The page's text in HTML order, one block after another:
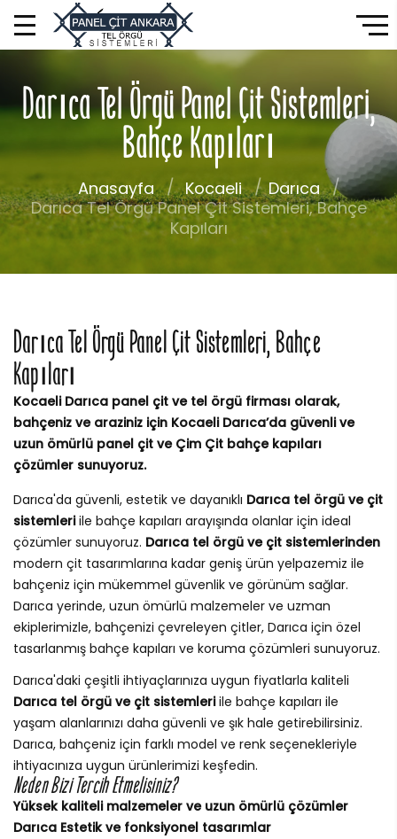
Darıca Tel Örgü Panel Çit Sistemleri,
Bahçe Kapıları
Anasayfa Kocaeli
Darıca
Darıca Tel Örgü Panel Çit Sistemleri, Bahçe
Kapıları
Darıca Tel Örgü Panel Çit Sistemleri, Bahçe
Kapıları
Kocaeli Darıca panel çit ve tel örgü firması olarak,
bahçeniz ve araziniz için Kocaeli Darıca’da güvenli ve
uzun ömürlü panel çit ve Çim Çit bahçe kapıları
çözümler sunuyoruz.
Darıca'da güvenli, estetik ve dayanıklı Darıca tel örgü ve çit
sistemleriile bahçe kapıları arayışında olanlar için ideal
çözümler sunuyoruz. Darıca tel örgü ve çit sistemlerinden
modern çit tasarımlarına kadar geniş ürün yelpazemiz ile
bahçeniz için mükemmel güvenlik ve görünüm sağlar.
Darıca yerinde, uzun ömürlü malzemeler ve uzman
ekiplerimizle, bahçenizi çevreleyen çitler, Darıca için özel
tasarlanmış bahçe kapıları ve koruma çözümleri sunuyoruz.
Darıca'daki çeşitli ihtiyaçlarınıza uygun fiyatlarla kaliteli
Darıca tel örgü ve çit sistemleriile bahçe kapıları ile
yaşam alanlarınızı daha güvenli ve şık hale getirebilirsiniz.
Darıca, bahçeniz için farklı model ve renk seçenekleriyle
ihtiyacınıza uygun ürünlerimizi keşfedin.
Neden Bizi Tercih Etmelisiniz?
Yüksek kaliteli malzemeler ve uzun ömürlü çözümler
Darıca Estetik ve fonksiyonel tasarımlar